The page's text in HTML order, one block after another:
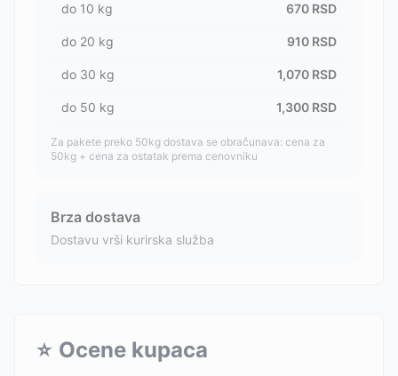
do 10 kg 670 RSD
do 20 kg 910 RSD
do 30 kg 1,070 RSD
do 50 kg 1,300 RSD
Za pakete preko 50kg dostava se obračunava: cena za
50kg + cena za ostatak prema cenovniku
Brza dostava
Dostavu vrši kurirska služba
⭐ Ocene kupaca